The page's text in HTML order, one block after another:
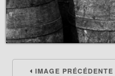
IMAGE PRÉCÉDENTE